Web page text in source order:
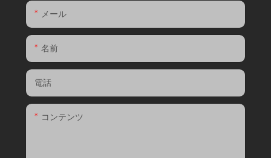
メール
名前
電話
コンテンツ